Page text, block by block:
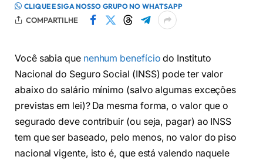
CLIQUE E SIGA NOSSO GRUPO NO WHATSAPP
COMPARTILHE
Você sabia que nenhum benefício do Instituto
Nacional do Seguro Social (INSS) pode ter valor
abaixo do salário mínimo (salvo algumas exceções
previstas em lei)? Da mesma forma, o valor que o
segurado deve contribuir (ou seja, pagar) ao INSS
tem que ser baseado, pelo menos, no valor do piso
nacional vigente, isto é, que está valendo naquele